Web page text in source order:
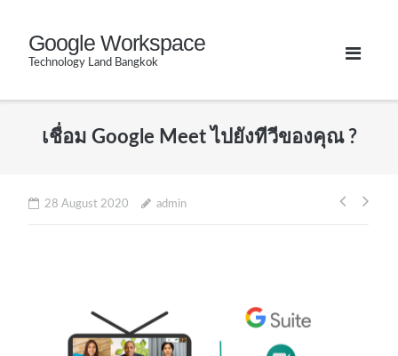
content
Google Workspace
Technology Land Bangkok
เชื่อม Google Meet ไปยังทีวีของคุณ ?
28 August 2020 admin
Post